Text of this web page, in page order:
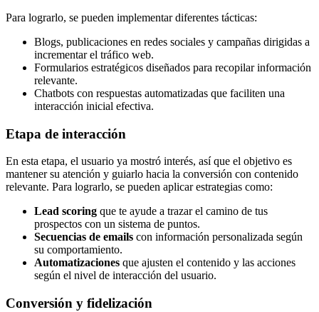
Para lograrlo, se pueden implementar diferentes tácticas:
Blogs, publicaciones en redes sociales y campañas dirigidas a
incrementar el tráfico web.
Formularios estratégicos diseñados para recopilar información
relevante.
Chatbots con respuestas automatizadas que faciliten una
interacción inicial efectiva.
Etapa de interacción
En esta etapa, el usuario ya mostró interés, así que el objetivo es
mantener su atención y guiarlo hacia la conversión con contenido
relevante. Para lograrlo, se pueden aplicar estrategias como:
Lead scoring que te ayude a trazar el camino de tus
prospectos con un sistema de puntos.
Secuencias de emails con información personalizada según
su comportamiento.
Automatizaciones que ajusten el contenido y las acciones
según el nivel de interacción del usuario.
Conversión y fidelización